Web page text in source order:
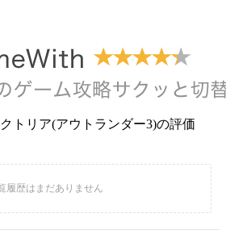
トリア(アウトランダー3)の評価